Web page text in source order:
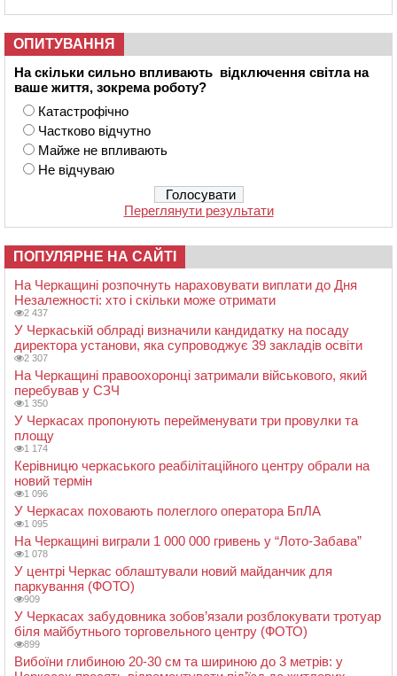
ОПИТУВАННЯ
На скільки сильно впливають відключення світла на
ваше життя, зокрема роботу?
Катастрофічно
Частково відчутно
Майже не впливають
Не відчуваю
Переглянути результати
ПОПУЛЯРНЕ НА САЙТІ
На Черкащині розпочнуть нараховувати виплати до Дня
Незалежності: хто і скільки може отримати
2 437
У Черкаській облраді визначили кандидатку на посаду
директора установи, яка супроводжує 39 закладів освіти
2 307
На Черкащині правоохоронці затримали військового, який
перебував у СЗЧ
1 350
У Черкасах пропонують перейменувати три провулки та
площу
1 174
Керівницю черкаського реабілітаційного центру обрали на
новий термін
1 096
У Черкасах поховають полеглого оператора БпЛА
1 095
На Черкащині виграли 1 000 000 гривень у “Лото-Забава”
1 078
У центрі Черкас облаштували новий майданчик для
паркування (ФОТО)
909
У Черкасах забудовника зобов’язали розблокувати тротуар
біля майбутнього торговельного центру (ФОТО)
899
Вибоїни глибиною 20-30 см та шириною до 3 метрів: у